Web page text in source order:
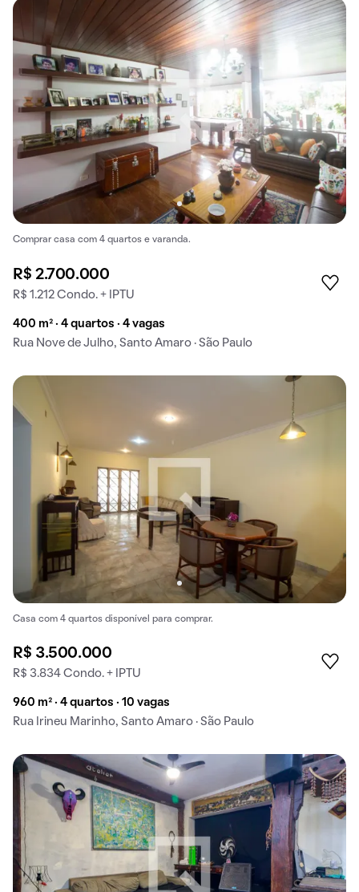
Comprar casa com 4 quartos e varanda.
R$ 2.700.000
R$ 1.212 Condo. + IPTU
400 m² · 4 quartos · 4 vagas
Rua Nove de Julho, Santo Amaro · São Paulo
Casa com 4 quartos disponível para comprar.
R$ 3.500.000
R$ 3.834 Condo. + IPTU
960 m² · 4 quartos · 10 vagas
Rua Irineu Marinho, Santo Amaro · São Paulo